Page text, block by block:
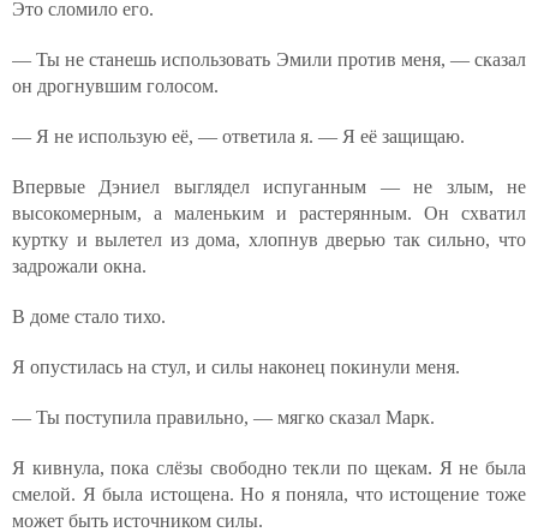
Это сломило его.
— Ты не станешь использовать Эмили против меня, — сказал
он дрогнувшим голосом.
— Я не использую её, — ответила я. — Я её защищаю.
Впервые Дэниел выглядел испуганным — не злым, не
высокомерным, а маленьким и растерянным. Он схватил
куртку и вылетел из дома, хлопнув дверью так сильно, что
задрожали окна.
В доме стало тихо.
Я опустилась на стул, и силы наконец покинули меня.
— Ты поступила правильно, — мягко сказал Марк.
Я кивнула, пока слёзы свободно текли по щекам. Я не была
смелой. Я была истощена. Но я поняла, что истощение тоже
может быть источником силы.